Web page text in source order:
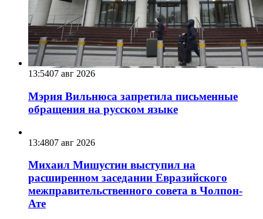
13:5407 авг 2026
Мэрия Вильнюса запретила письменные
обращения на русском языке
13:4807 авг 2026
Михаил Мишустин выступил на
расширенном заседании Евразийского
межправительственного совета в Чолпон-
Ате